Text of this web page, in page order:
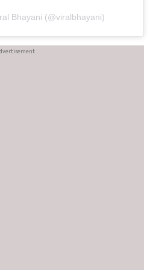
Bhayani (@viralbhayani)